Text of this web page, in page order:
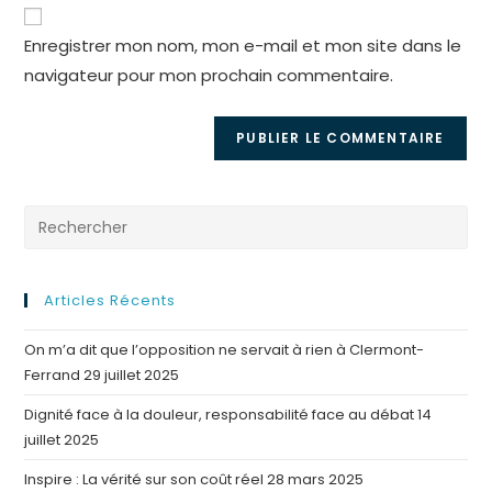
comment
votre
site
(facultatif)
Enregistrer mon nom, mon e-mail et mon site dans le
navigateur pour mon prochain commentaire.
Articles Récents
On m’a dit que l’opposition ne servait à rien à Clermont-
Ferrand 29 juillet 2025
Dignité face à la douleur, responsabilité face au débat14
juillet 2025
Inspire : La vérité sur son coût réel 28 mars 2025